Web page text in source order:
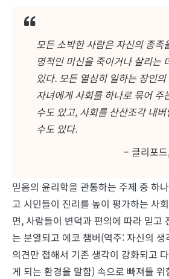
모든 소박한 사람은 자신의 종족
명적인 미신을 죽이거나 살리는
있다. 모든 열심히 일하는 장인
자녀에게 사회를 하나로 묶어 주
수도 있고, 사회를 산산조각 내
수도 있다.
– 클리포드
믿음의 윤리학을 관통하는 주제 중 하
고 시민들이 진리를 높이 평가하는 사
면, 사람들이 변덕과 편의에 따라 믿고
는 분열되고 에코 챔버(역주: 자신의
의견만 접해서 기존 생각이 강화되고
게 되는 환경을 말함) 속으로 빠져들